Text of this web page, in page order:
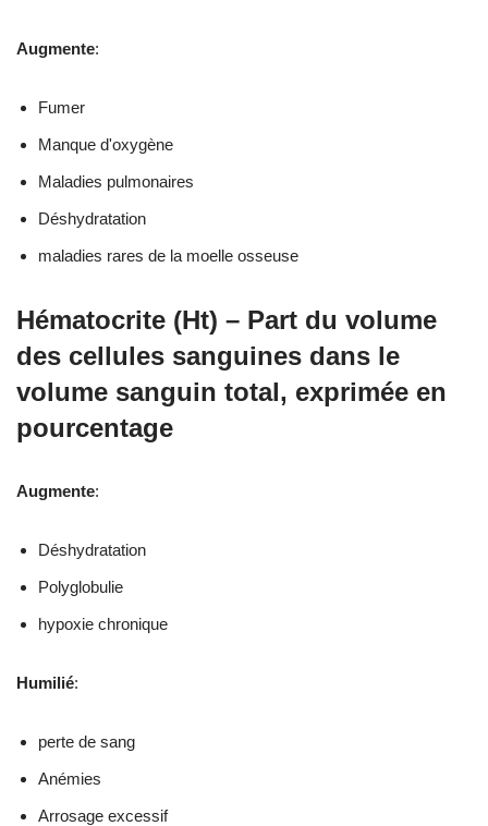
Augmente:
Fumer
Manque d'oxygène
Maladies pulmonaires
Déshydratation
maladies rares de la moelle osseuse
Hématocrite (Ht) – Part du volume
des cellules sanguines dans le
volume sanguin total, exprimée en
pourcentage
Augmente:
Déshydratation
Polyglobulie
hypoxie chronique
Humilié:
perte de sang
Anémies
Arrosage excessif